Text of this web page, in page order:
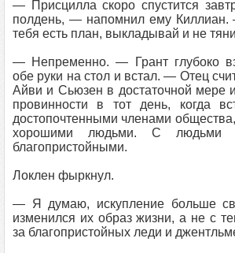
— Присцилла скоро спустится
полдень, — напомнил ему Киллиан.
тебя есть план, выкладывай и не тяни
— Непременно. — Грант глубоко
обе руки на стол и встал. — Отец
Айви и Сьюзен в достаточной мере
провинности в тот день, когда
достопочтенными членами
хорошими людьми. С людьми
благопристойными.
Локлен фыркнул.
— Я думаю, искупление больше
изменился их образ жизни, а не с
за благопристойных леди и